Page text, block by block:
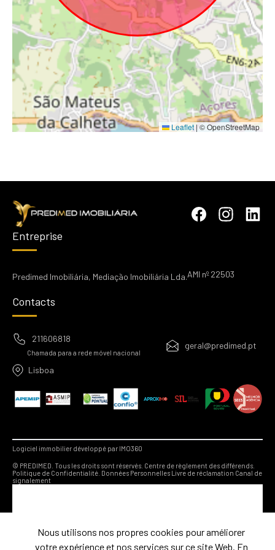
Leaflet | © OpenStreetMap
Entreprise
Predimed Imobiliária, Mediação Imobiliária Lda.AMI nº 22503
Contacts
211606818
Chamada para a rede móvel nacional
geral@predimed.pt
Lisboa
Logiciel immobilier développé par IMO360
© PREDIMED. Tous les droits sont réservés. Centre de règlement des différends.
Politique de Confidentialité. Données PersonnellesLivre de réclamation Canal de
signalement
Nous utilisons nos propres cookies pour améliorer
votre expérience et nos services sur ce site Web. En